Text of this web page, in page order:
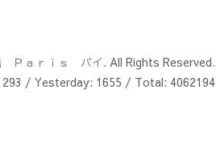
Ｐａｒｉｓ パイ. All Rights Reserved.
293 / Yesterday: 1655 / Total: 4062194